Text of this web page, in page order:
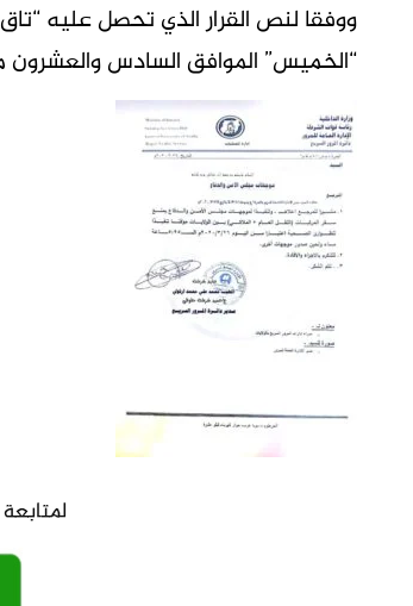
ووفقا لنص القرار الذي تحصل عليه
“الخميس” الموافق السادس والعشرون